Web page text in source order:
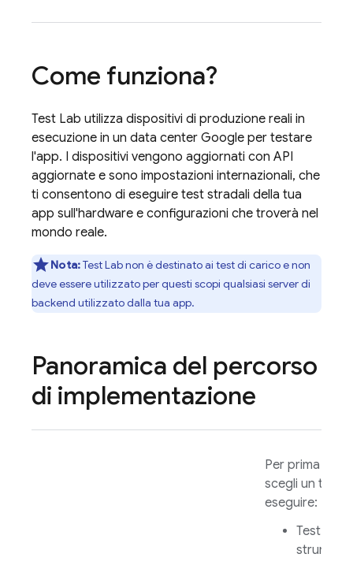
Come funziona?
Test Lab utilizza dispositivi di produzione reali in
esecuzione in un data center Google per testare
l'app. I dispositivi vengono aggiornati con API
aggiornate e sono impostazioni internazionali, che
ti consentono di eseguire test stradali della tua
app sull'hardware e configurazioni che troverà nel
mondo reale.
Nota:Test Labnon è destinato ai test di carico e non
deve essere utilizzato per questi scopi qualsiasi server di
backend utilizzato dalla tua app.
Panoramica del percorso
di implementazione
Per prima
scegli un test
eseguire:
Test della